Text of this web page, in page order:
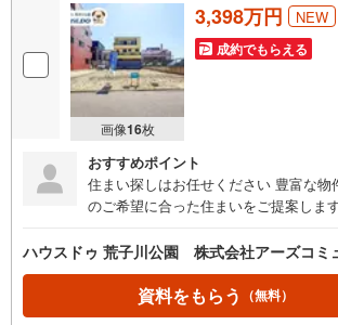
画像16枚
3,398万円 NEW
成約でもらえる
おすすめポイント
住まい探しはお任せください 豊富な物
のご希望に合った住まいをご提案しま
ウスドゥ荒子川公園■ 名古屋駅へ直通
下鉄東山線「岩塚」駅まで徒歩12分。
屋」駅までは直通9分という近さで、
出かけにも大変便利な住環境です。■
ハウスドゥ 荒子川公園 株式会社アーズコミ
資料をもらう （無料）